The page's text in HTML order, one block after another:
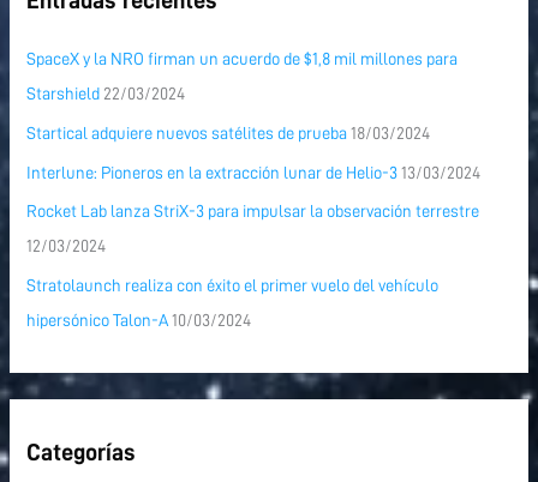
SpaceX y la NRO firman un acuerdo de $1,8 mil millones para
Starshield 22/03/2024
Startical adquiere nuevos satélites de prueba 18/03/2024
Interlune: Pioneros en la extracción lunar de Helio-3 13/03/2024
Rocket Lab lanza StriX-3 para impulsar la observación terrestre
12/03/2024
Stratolaunch realiza con éxito el primer vuelo del vehículo
hipersónico Talon-A 10/03/2024
Categorías